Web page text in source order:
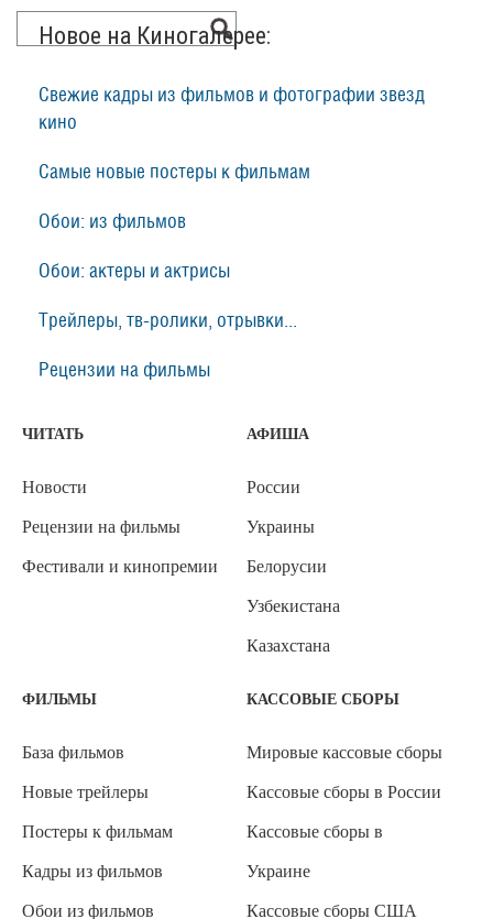
Новое на Киногалерее:
Свежие кадры из фильмов и фотографии звезд
кино
Самые новые постеры к фильмам
Обои: из фильмов
Обои: актеры и актрисы
Трейлеры, тв-ролики, отрывки...
Рецензии на фильмы
ЧИТАТЬ
Новости
Рецензии на фильмы
Фестивали и кинопремии
АФИША
России
Украины
Белорусии
Узбекистана
Казахстана
ФИЛЬМЫ
База фильмов
Новые трейлеры
Постеры к фильмам
Кадры из фильмов
Обои из фильмов
КАССОВЫЕ СБОРЫ
Мировые кассовые сборы
Кассовые сборы в России
Кассовые сборы в
Украине
Кассовые сборы США